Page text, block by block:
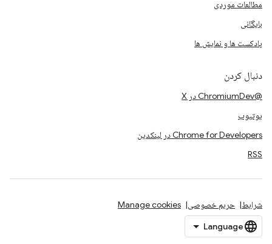
مطالعات موردی
بایگانی
پادکست ها و نمایش ها
دنبال کردن
@ChromiumDev در X
یوتیوب
Chrome for Developers در لینکدین
RSS
شرایط حریم خصوصی Manage cookies